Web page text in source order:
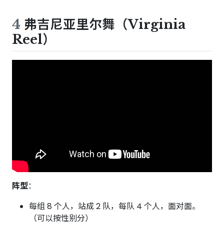
4 弗吉尼亚里尔舞（Virginia
Reel）
阵型：
每组 8 个人，站成 2 队，每队 4 个人，面对面。
（可以按性别分）